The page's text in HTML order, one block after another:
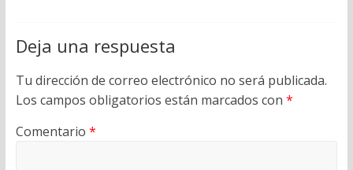
Deja una respuesta
Tu dirección de correo electrónico no será publicada.
Los campos obligatorios están marcados con *
Comentario *